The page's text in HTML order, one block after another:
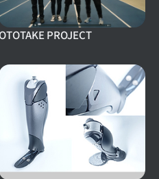
PROJECT